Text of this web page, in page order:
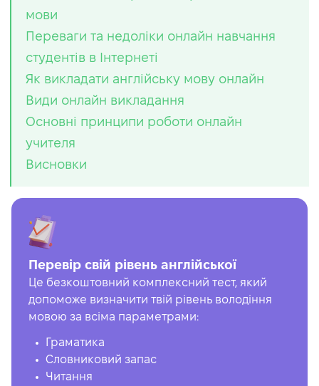
мови
Переваги та недоліки онлайн навчання
студентів в Інтернеті
Як викладати англійську мову онлайн
Види онлайн викладання
Основні принципи роботи онлайн
учителя
Висновки
Перевір свій рівень англійської
Це безкоштовний комплексний тест, який
допоможе визначити твій рівень володіння
мовою за всіма параметрами:
Граматика
Словниковий запас
Читання